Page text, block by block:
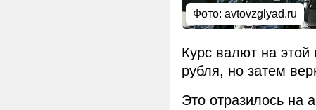
Фото: avtovzglyad.ru
Курс валют на
рубля, но затем
Это отразилось на